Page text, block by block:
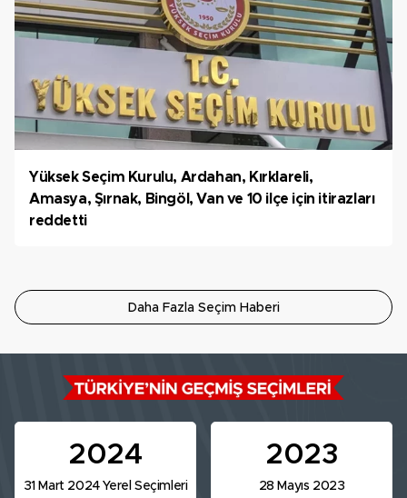
Yüksek Seçim Kurulu, Ardahan, Kırklareli,
Amasya, Şırnak, Bingöl, Van ve 10 ilçe için itirazları
reddetti
Daha Fazla Seçim Haberi
2024
31 Mart 2024 Yerel Seçimleri
2023
28 Mayıs 2023